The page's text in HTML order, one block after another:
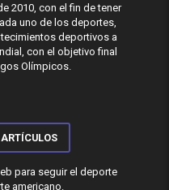
2010, con el fin de tener
uno de los deportes,
deportivos a
con el objetivo final
Olímpicos.
para seguir el deporte
americano.